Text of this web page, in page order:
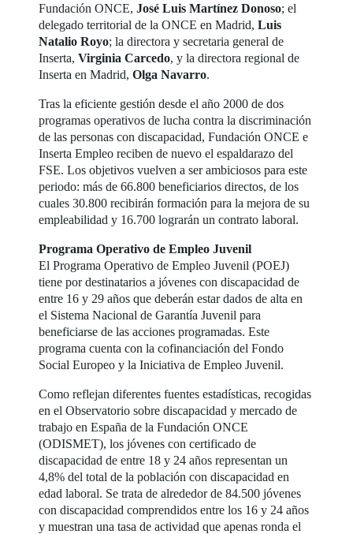
Fundación ONCE,José Luis Martínez Donoso; el
delegado territorial de la ONCE en Madrid,Luis
Natalio Royo; la directora y secretaria general de
Inserta,Virginia Carcedo, y la directora regional de
Inserta en Madrid,Olga Navarro.
Tras la eficiente gestión desde el año 2000 de dos
programas operativos de lucha contra la discriminación
de las personas con discapacidad, Fundación ONCE e
Inserta Empleo reciben de nuevo el espaldarazo del
FSE. Los objetivos vuelven a ser ambiciosos para este
periodo: más de 66.800 beneficiarios directos, de los
cuales 30.800 recibirán formación para la mejora de su
empleabilidad y 16.700 lograrán un contrato laboral.
Programa Operativo de Empleo Juvenil
El Programa Operativo de Empleo Juvenil (POEJ)
tiene por destinatarios a jóvenes con discapacidad de
entre 16 y 29 años que deberán estar dados de alta en
el Sistema Nacional de Garantía Juvenil para
beneficiarse de las acciones programadas. Este
programa cuenta con la cofinanciación del Fondo
Social Europeo y la Iniciativa de Empleo Juvenil.
Como reflejan diferentes fuentes estadísticas, recogidas
en el Observatorio sobre discapacidad y mercado de
trabajo en España de la Fundación ONCE
(ODISMET), los jóvenes con certificado de
discapacidad de entre 18 y 24 años representan un
4,8% del total de la población con discapacidad en
edad laboral. Se trata de alrededor de 84.500 jóvenes
con discapacidad comprendidos entre los 16 y 24 años
y muestran una tasa de actividad que apenas ronda el